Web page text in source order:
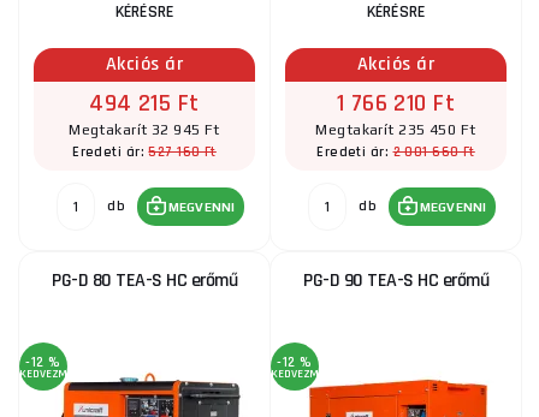
KÉRÉSRE
Akciós ár
494 215 Ft
Megtakarít 32 945 Ft
Eredeti ár:527 160 Ft
db MEGVENNI
KÉRÉSRE
Akciós ár
1 766 210 Ft
Megtakarít 235 450 Ft
Eredeti ár:2 001 660 Ft
db MEGVENNI
PG-D 80 TEA-S HC erőmű
-12 %
KEDVEZMÉNY
PG-D 90 TEA-S HC erőmű
-12 %
KEDVEZMÉNY